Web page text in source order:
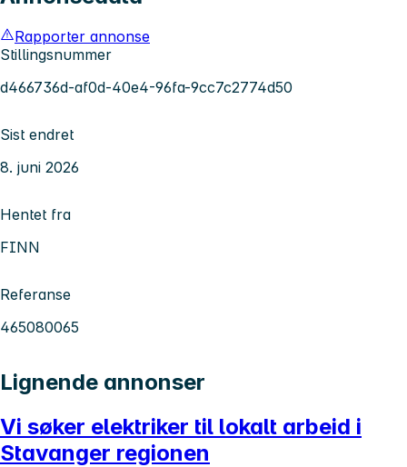
Rapporter annonse
Stillingsnummer
d466736d-af0d-40e4-96fa-9cc7c2774d50
Sist endret
8. juni 2026
Hentet fra
FINN
Referanse
465080065
Lignende annonser
Vi søker elektriker til lokalt arbeid i
Stavanger regionen